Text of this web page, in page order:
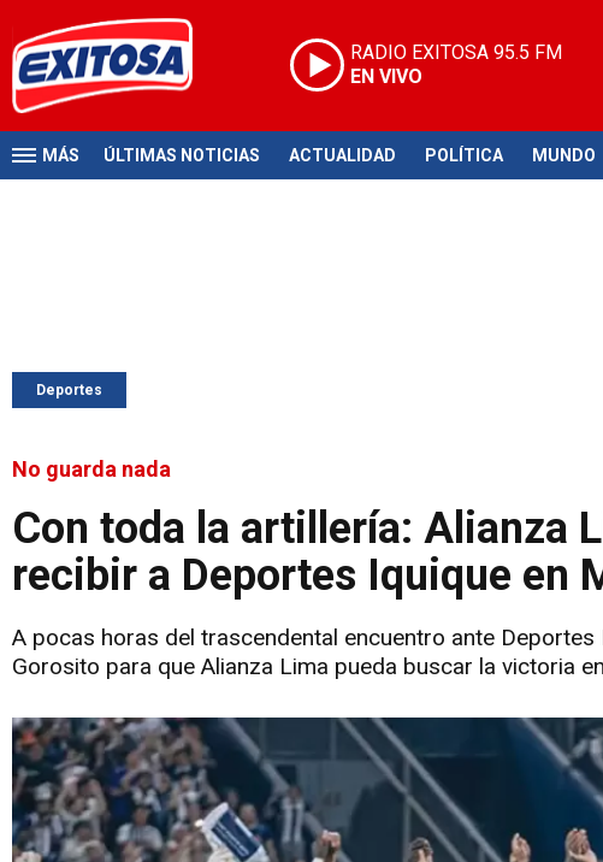
RADIO EXITOSA 95.5 FM
EN VIVO
MÁS ÚLTIMAS NOTICIAS ACTUALIDAD POLÍTICA MUNDO
Deportes
No guarda nada
Con toda la artillería: Alianza
recibir a Deportes Iquique en
A pocas horas del trascendental encuentro ante
Gorosito para que Alianza Lima pueda buscar la victoria